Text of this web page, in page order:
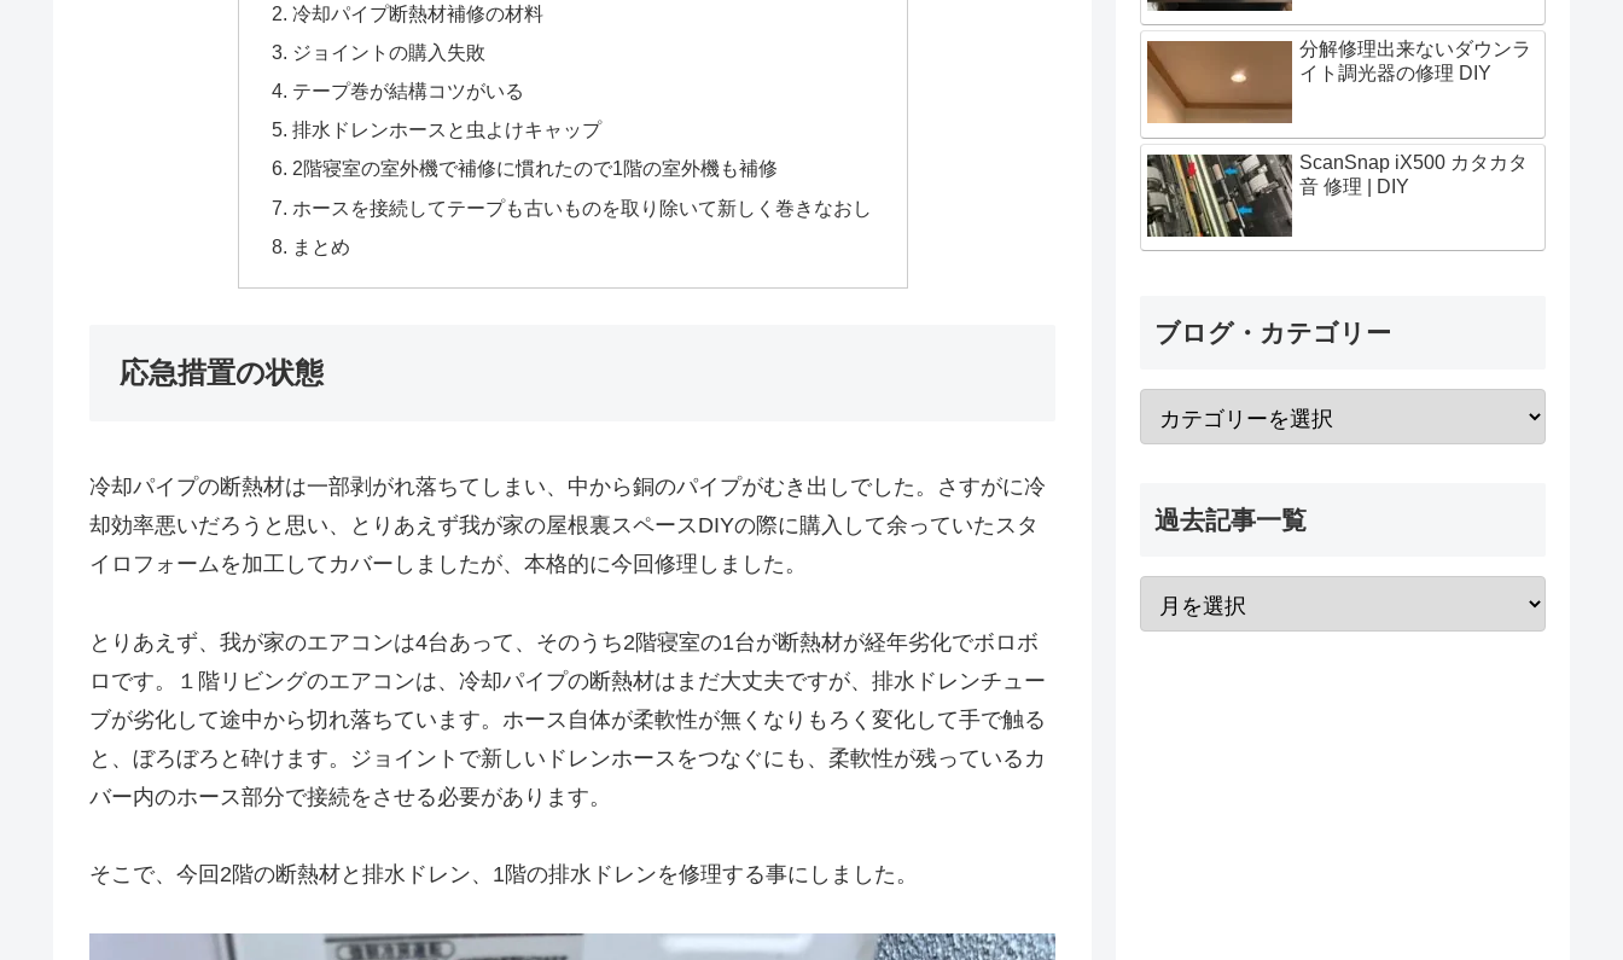
冷却パイプ断熱材補修の材料
ジョイントの購入失敗
テープ巻が結構コツがいる
排水ドレンホースと虫よけキャップ
2階寝室の室外機で補修に慣れたので1階の室外機も補修
ホースを接続してテープも古いものを取り除いて新しく巻きなおし
まとめ
応急措置の状態
冷却パイプの断熱材は一部剥がれ落ちてしまい、中から銅のパイプがむき出しでした。さすがに冷
却効率悪いだろうと思い、とりあえず我が家の屋根裏スペースDIYの際に購入して余っていたスタ
イロフォームを加工してカバーしましたが、本格的に今回修理しました。
とりあえず、我が家のエアコンは4台あって、そのうち2階寝室の1台が断熱材が経年劣化でボロボ
ロです。１階リビングのエアコンは、冷却パイプの断熱材はまだ大丈夫ですが、排水ドレンチュー
ブが劣化して途中から切れ落ちています。ホース自体が柔軟性が無くなりもろく変化して手で触る
と、ぼろぼろと砕けます。ジョイントで新しいドレンホースをつなぐにも、柔軟性が残っているカ
バー内のホース部分で接続をさせる必要があります。
そこで、今回2階の断熱材と排水ドレン、1階の排水ドレンを修理する事にしました。
分解修理出来ないダウンラ
イト調光器の修理 DIY
ScanSnap iX500 カタカタ
音 修理 | DIY
ブログ・カテゴリー
過去記事一覧